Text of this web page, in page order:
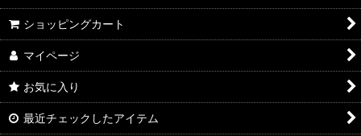
ショッピングカート
マイページ
お気に入り
最近チェックしたアイテム